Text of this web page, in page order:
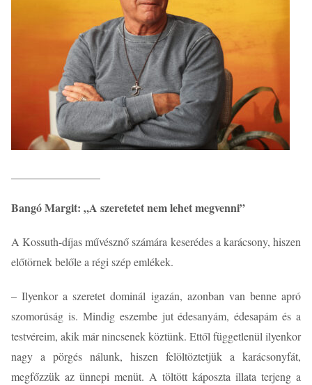
Bangó Margit: „A szeretetet nem lehet megvenni”
A Kossuth-díjas művésznő számára keserédes a karácsony, hiszen
előtörnek belőle a régi szép emlékek.
– Ilyenkor a szeretet dominál igazán, azonban van benne apró
szomorúság is. Mindig eszembe jut édesanyám, édesapám és a
testvéreim, akik már nincsenek köztünk. Ettől függetlenül ilyenkor
nagy a pörgés nálunk, hiszen felöltöztetjük a karácsonyfát,
megfőzzük az ünnepi menüt. A töltött káposzta illata terjeng a